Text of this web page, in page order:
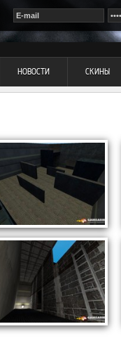
НОВОСТИ СКИНЫ